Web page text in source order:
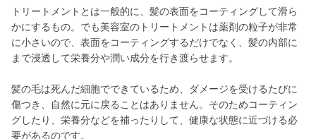
トリートメントとは一般的に、髪の表面をコーティングして滑ら
かにするもの。でも美容室のトリートメントは薬剤の粒子が非常
に小さいので、表面をコーティングするだけでなく、髪の内部に
まで浸透して栄養分や潤い成分を行き渡らせます。
髪の毛は死んだ細胞でできているため、ダメージを受けるたびに
傷つき、自然に元に戻ることはありません。そのためコーティン
グしたり、栄養分などを補ったりして、健康な状態に近づける必
要があるのです。